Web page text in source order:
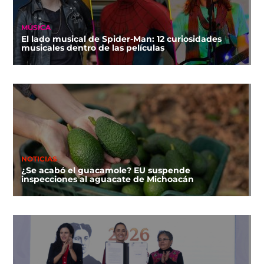
MÚSICA
El lado musical de Spider-Man: 12 curiosidades
musicales dentro de las películas
NOTICIAS
¿Se acabó el guacamole? EU suspende
inspecciones al aguacate de Michoacán